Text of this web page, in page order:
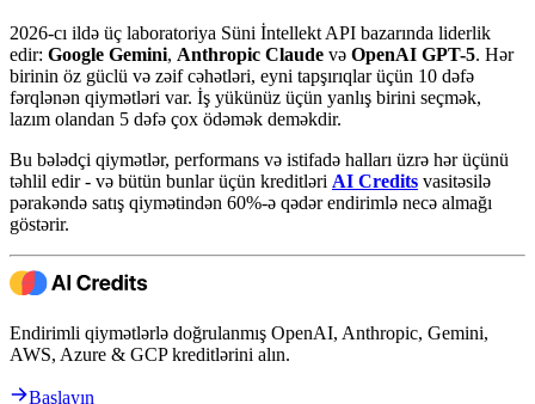
2026-cı ildə üç laboratoriya Süni İntellekt API bazarında liderlik
edir: Google Gemini, Anthropic Claude və OpenAI GPT-5. Hər
birinin öz güclü və zəif cəhətləri, eyni tapşırıqlar üçün 10 dəfə
fərqlənən qiymətləri var. İş yükünüz üçün yanlış birini seçmək,
lazım olandan 5 dəfə çox ödəmək deməkdir.
Bu bələdçi qiymətlər, performans və istifadə halları üzrə hər üçünü
təhlil edir - və bütün bunlar üçün kreditləri AI Credits vasitəsilə
pərakəndə satış qiymətindən 60%-ə qədər endirimlə necə almağı
göstərir.
Endirimli qiymətlərlə doğrulanmış OpenAI, Anthropic, Gemini,
AWS, Azure & GCP kreditlərini alın.
Başlayın